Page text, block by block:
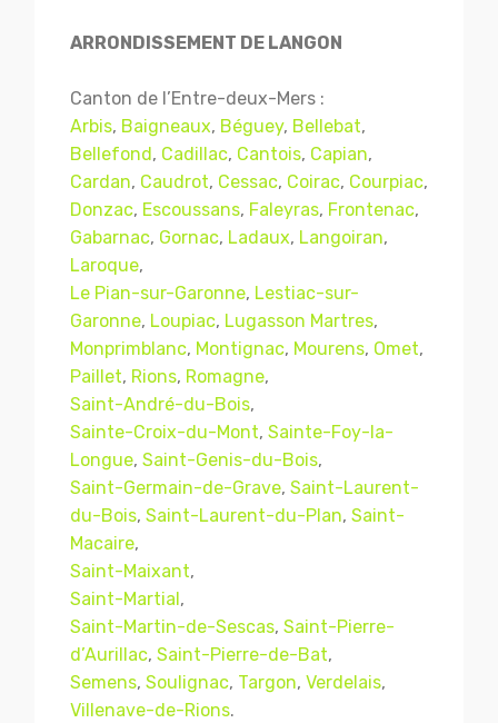
ARRONDISSEMENT DE LANGON
Canton de l’Entre-deux-Mers :
Arbis, Baigneaux, Béguey, Bellebat,
Bellefond, Cadillac, Cantois, Capian,
Cardan, Caudrot, Cessac, Coirac, Courpiac,
Donzac, Escoussans, Faleyras, Frontenac,
Gabarnac, Gornac, Ladaux, Langoiran,
Laroque,
Le Pian-sur-Garonne, Lestiac-sur-
Garonne, Loupiac, Lugasson Martres,
Monprimblanc, Montignac, Mourens, Omet,
Paillet, Rions, Romagne,
Saint-André-du-Bois,
Sainte-Croix-du-Mont, Sainte-Foy-la-
Longue, Saint-Genis-du-Bois,
Saint-Germain-de-Grave, Saint-Laurent-
du-Bois, Saint-Laurent-du-Plan, Saint-
Macaire,
Saint-Maixant,
Saint-Martial,
Saint-Martin-de-Sescas, Saint-Pierre-
d’Aurillac, Saint-Pierre-de-Bat,
Semens, Soulignac, Targon, Verdelais,
Villenave-de-Rions.